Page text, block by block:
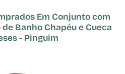
Em Conjunto com
Banho Chapéu e Cueca
- Pinguim